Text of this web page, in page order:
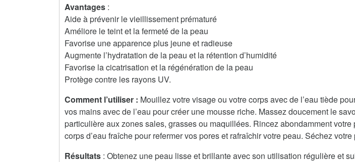
Avantages :
Aide à prévenir le vieillissement prématuré
Améliore le teint et la fermeté de la peau
Favorise une apparence plus jeune et radieuse
Augmente l’hydratation de la peau et la rétention d’humidité
Favorise la cicatrisation et la régénération de la peau
Protège contre les rayons UV.
Comment l’utiliser : Mouillez votre visage ou votre corps avec de l’eau tiède
vos mains avec de l’eau pour créer une mousse riche. Massez doucement le
particulière aux zones sales, grasses ou maquillées. Rincez abondamment votre
corps d’eau fraîche pour refermer vos pores et rafraîchir votre peau. Séchez
Résultats : Obtenez une peau lisse et brillante avec son utilisation régulière et